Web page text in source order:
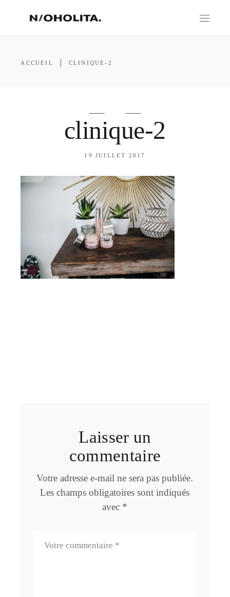
ACCUEIL CLINIQUE-2
clinique-2
19 JUILLET 2017
Laisser un
commentaire
Votre adresse e-mail ne sera pas publiée.
Les champs obligatoires sont indiqués
avec *